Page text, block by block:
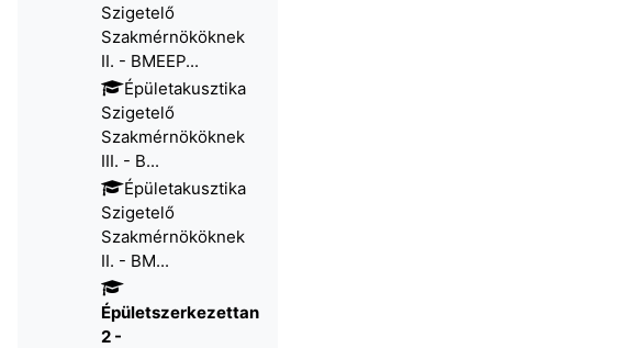
Szigetelő
Szakmérnököknek
II. - BMEEP...
Épületakusztika
Szigetelő
Szakmérnököknek
III. - B...
Épületakusztika
Szigetelő
Szakmérnököknek
II. - BM...
Épületszerkezettan
2 -